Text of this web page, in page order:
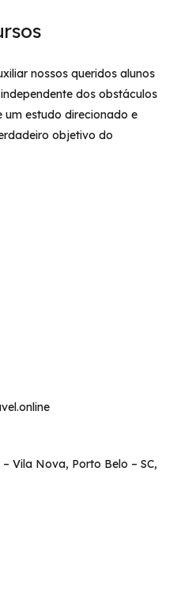
nossos queridos alunos
dos obstáculos
um estudo direcionado e
objetivo do
Vila Nova, Porto Belo – SC,